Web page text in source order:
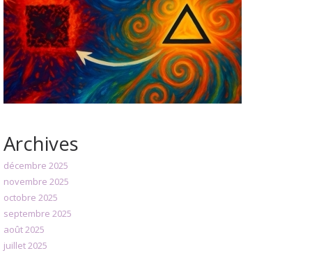
Archives
décembre 2025
novembre 2025
octobre 2025
septembre 2025
août 2025
juillet 2025